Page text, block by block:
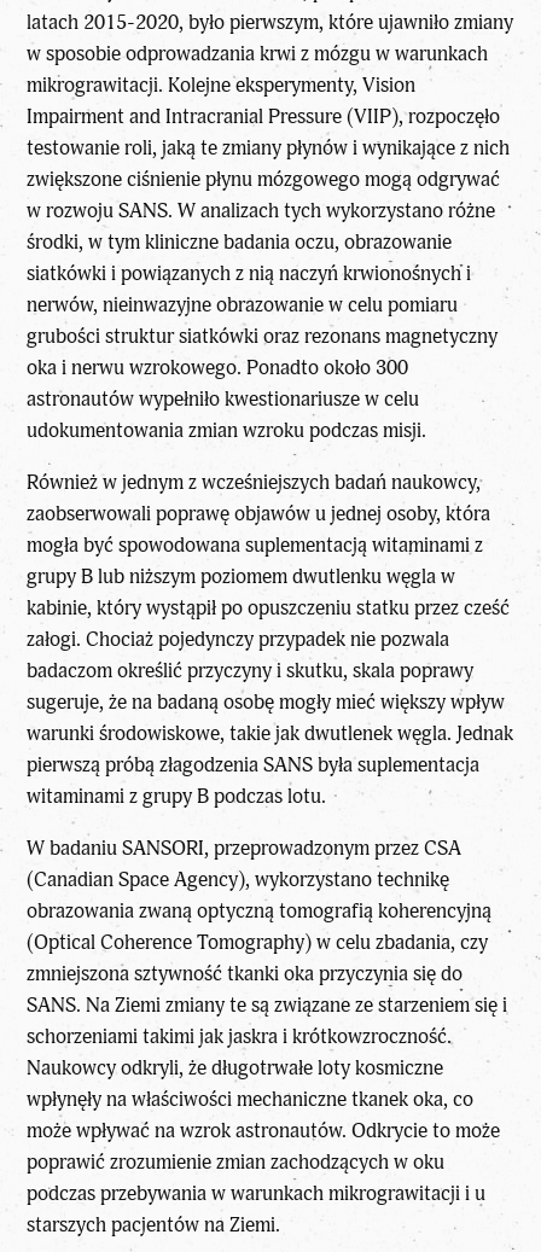
latach 2015-2020, było pierwszym, które ujawniło zmiany
w sposobie odprowadzania krwi z mózgu w warunkach
mikrograwitacji. Kolejne eksperymenty, Vision
Impairment and Intracranial Pressure (VIIP), rozpoczęło
testowanie roli, jaką te zmiany płynów i wynikające z nich
zwiększone ciśnienie płynu mózgowego mogą odgrywać
w rozwoju SANS. W analizach tych wykorzystano różne
środki, w tym kliniczne badania oczu, obrazowanie
siatkówki i powiązanych z nią naczyń krwionośnych i
nerwów, nieinwazyjne obrazowanie w celu pomiaru
grubości struktur siatkówki oraz rezonans magnetyczny
oka i nerwu wzrokowego. Ponadto około 300
astronautów wypełniło kwestionariusze w celu
udokumentowania zmian wzroku podczas misji.
Również w jednym z wcześniejszych badań naukowcy,
zaobserwowali poprawę objawów u jednej osoby, która
mogła być spowodowana suplementacją witaminami z
grupy B lub niższym poziomem dwutlenku węgla w
kabinie, który wystąpił po opuszczeniu statku przez cześć
załogi. Chociaż pojedynczy przypadek nie pozwala
badaczom określić przyczyny i skutku, skala poprawy
sugeruje, że na badaną osobę mogły mieć większy wpływ
warunki środowiskowe, takie jak dwutlenek węgla. Jednak
pierwszą próbą złagodzenia SANS była suplementacja
witaminami z grupy B podczas lotu.
W badaniu SANSORI, przeprowadzonym przez CSA
(Canadian Space Agency), wykorzystano technikę
obrazowania zwaną optyczną tomografią koherencyjną
(Optical Coherence Tomography) w celu zbadania, czy
zmniejszona sztywność tkanki oka przyczynia się do
SANS. Na Ziemi zmiany te są związane ze starzeniem się i
schorzeniami takimi jak jaskra i krótkowzroczność.
Naukowcy odkryli, że długotrwałe loty kosmiczne
wpłynęły na właściwości mechaniczne tkanek oka, co
może wpływać na wzrok astronautów. Odkrycie to może
poprawić zrozumienie zmian zachodzących w oku
podczas przebywania w warunkach mikrograwitacji i u
starszych pacjentów na Ziemi.